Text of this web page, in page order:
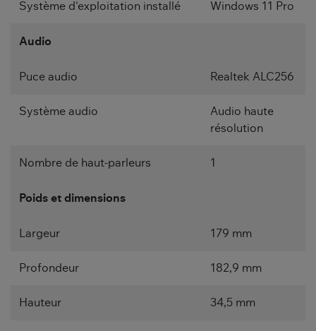
Système d'exploitation installé Windows 11 Pro
Audio
Puce audio Realtek ALC256
Système audio
Audio haute
résolution
Nombre de haut-parleurs 1
Poids et dimensions
Largeur 179 mm
Profondeur 182,9 mm
Hauteur 34,5 mm